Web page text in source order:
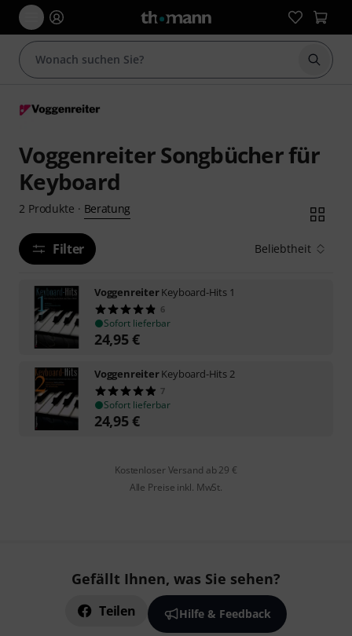
Suche
Voggenreiter Songbücher für
Keyboard
2 Produkte · Beratung
Filter Beliebtheit
VoggenreiterKeyboard-Hits 1
6
Sofort lieferbar
24,95€
VoggenreiterKeyboard-Hits 2
7
Sofort lieferbar
24,95€
Kostenloser Versand ab 29 €
Alle Preise inkl. MwSt.
Gefällt Ihnen, was Sie sehen?
Teilen Hilfe & Feedback